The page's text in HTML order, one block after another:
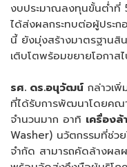
งบประมาณลงทุนขั้นต่ำที่
ได้ส่งผลกระทบต่อผู้ประก
นี้ ยังมุ่งสร้างมาตรฐานสิ
เติบโตพร้อมขยายโอกาส
รศ. ดร.อนุวัฒน์ กล่าวเ
ที่ได้รับการพัฒนาโดยคณ
จำนวนมาก อาทิ เครื่อง
Washer) นวัตกรรมที่ช่ว
จำกัด สามารถคัดล้างผล